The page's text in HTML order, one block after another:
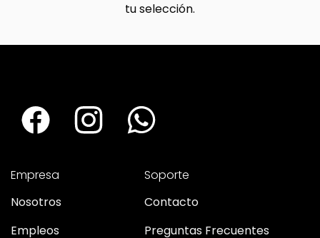
tu selección.
Empresa
Nosotros
Empleos
Soporte
Contacto
Preguntas Frecuentes